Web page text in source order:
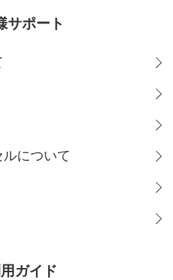
サポート
について
ガイド